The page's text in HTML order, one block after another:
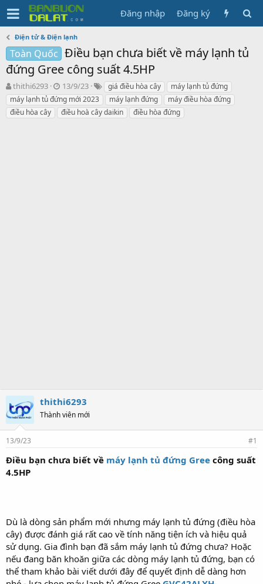
Đăng nhập Đăng ký
Điện tử & Điện lạnh
Toàn Quốc Điều bạn chưa biết về máy lạnh tủ
đứng Gree công suất 4.5HP
N
g
ư
ờ
thithi6293
N
g
à
y
13/9/23
T
ừ
k
h
giá điều hòa cây
máy lạnh tủ đứng
máy lạnh tủ đứng mới 2023
máy lạnh đứng
máy điều hòa đứng
điều hòa cây
điều hoà cây daikin điều hòa đứng
thithi6293
Thành viên mới
13/9/23 #1
Điều bạn chưa biết về máy lạnh tủ đứng Gree công suất
4.5HP
Dù là dòng sản phẩm mới nhưng máy lạnh tủ đứng (điều hòa
cây) được đánh giá rất cao về tính năng tiện ích và hiệu quả
sử dụng. Gia đình bạn đã sắm máy lạnh tủ đứng chưa? Hoặc
nếu đang băn khoăn giữa các dòng máy lạnh tủ đứng, bạn có
thể tham khảo bài viết dưới đây để quyết định dễ dàng hơn